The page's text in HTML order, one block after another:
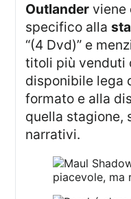
Outlander viene
specifico alla
“(4 Dvd)” e
titoli più venduti
disponibile lega
formato e alla
quella stagione,
narrativi.